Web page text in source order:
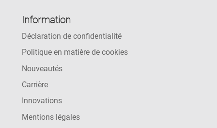
Information
Déclaration de confidentialité
Politique en matière de cookies
Nouveautés
Carrière
Innovations
Mentions légales